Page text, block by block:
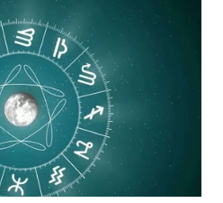
práticas nas